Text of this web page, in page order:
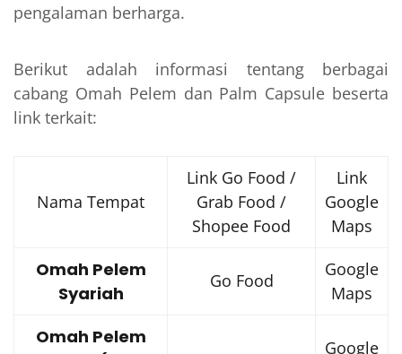
pengalaman berharga.
Berikut adalah informasi tentang berbagai
cabang Omah Pelem dan Palm Capsule beserta
link terkait:
Nama Tempat
Link Go Food /
Grab Food /
Shopee Food
Link
Google
Maps
Omah Pelem
Syariah
Go Food
Google
Maps
Omah Pelem
Google